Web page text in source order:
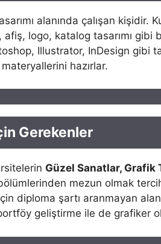
alanında çalışan kişidir.
logo, katalog tasarımı gibi
Illustrator, InDesign gibi
hazırlar.
Gerekenler
Güzel Sanatlar, Grafik
mezun olmak
diploma şartı aranmayan
geliştirme ile de grafiker